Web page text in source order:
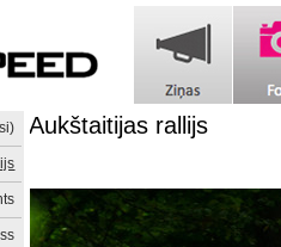
Aukštaitijas rallijs